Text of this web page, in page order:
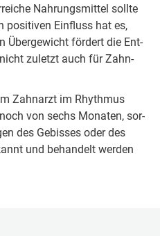
Nah­rungs­mit­tel soll­te
po­si­ti­ven Ein­fluss hat es,
Über­ge­wicht för­dert die Ent­
zu­letzt auch für Zahn­
Zahn­arzt im Rhyth­mus
von sechs Mo­na­ten, sor­
des Ge­bis­ses oder des
und be­han­delt wer­den